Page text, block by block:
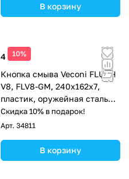
В корзину
10%
4 513 ₽
Кнопка смыва Veconi FLUSH
V8, FLV8-GM, 240х162х7,
пластик, оружейная сталь
матовая
Скидка 10% в подарок!
Арт. 34811
В корзину